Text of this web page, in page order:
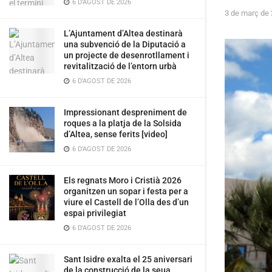
6 D'AGOST DE 2026
L’Ajuntament d’Altea destinarà
una subvenció de la Diputació a
un projecte de desenrotllament i
revitalització de l’entorn urbà
6 D'AGOST DE 2026
Impressionant despreniment de
roques a la platja de la Solsida
d’Altea, sense ferits [video]
6 D'AGOST DE 2026
Els regnats Moro i Cristià 2026
organitzen un sopar i festa per a
viure el Castell de l’Olla des d’un
espai privilegiat
6 D'AGOST DE 2026
Sant Isidre exalta el 25 aniversari
3 de març de